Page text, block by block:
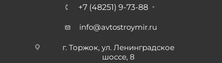
+7 (48251) 9-73-88
info@avtostroymir.ru
г. Торжок, ул. Ленинградское
шоссе, 8